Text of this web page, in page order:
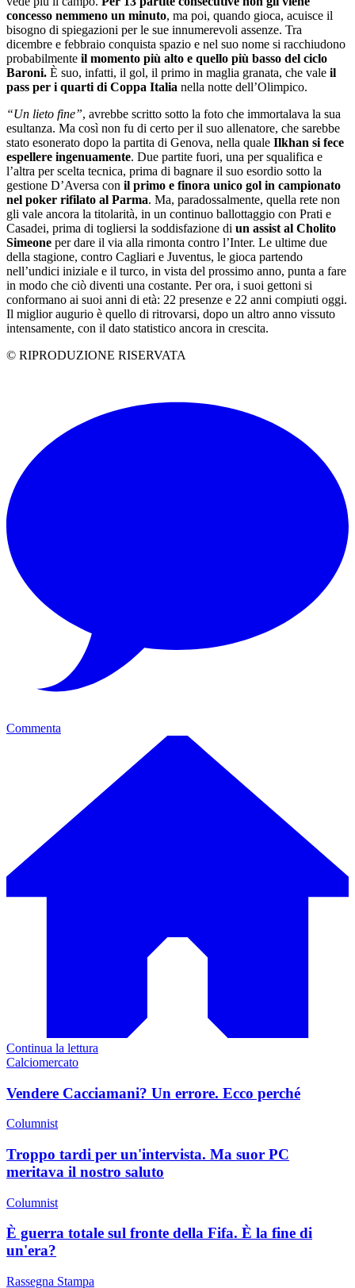
concesso nemmeno un minuto, ma poi, quando gioca, acuisce il
bisogno di spiegazioni per le sue innumerevoli assenze. Tra
dicembre e febbraio conquista spazio e nel suo nome si racchiudono
probabilmente il momento più alto e quello più basso del ciclo
Baroni. È suo, infatti, il gol, il primo in maglia granata, che vale il
pass per i quarti di Coppa Italia nella notte dell’Olimpico.
“Un lieto fine”, avrebbe scritto sotto la foto che immortalava la sua
esultanza. Ma così non fu di certo per il suo allenatore, che sarebbe
stato esonerato dopo la partita di Genova, nella quale Ilkhan si fece
espellere ingenuamente. Due partite fuori, una per squalifica e
l’altra per scelta tecnica, prima di bagnare il suo esordio sotto la
gestione D’Aversa con il primo e finora unico gol in campionato
nel poker rifilato al Parma. Ma, paradossalmente, quella rete non
gli vale ancora la titolarità, in un continuo ballottaggio con Prati e
Casadei, prima di togliersi la soddisfazione di un assist al Cholito
Simeone per dare il via alla rimonta contro l’Inter. Le ultime due
della stagione, contro Cagliari e Juventus, le gioca partendo
nell’undici iniziale e il turco, in vista del prossimo anno, punta a fare
in modo che ciò diventi una costante. Per ora, i suoi gettoni si
conformano ai suoi anni di età: 22 presenze e 22 anni compiuti oggi.
Il miglior augurio è quello di ritrovarsi, dopo un altro anno vissuto
intensamente, con il dato statistico ancora in crescita.
© RIPRODUZIONE RISERVATA
Commenta
Continua la lettura
Calciomercato
Vendere Cacciamani? Un errore. Ecco perché
Columnist
Troppo tardi per un'intervista. Ma suor PC
meritava il nostro saluto
Columnist
È guerra totale sul fronte della Fifa. È la fine di
un'era?
Rassegna Stampa